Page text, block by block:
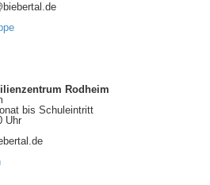
Rodheim
bis Schuleintritt
Uhr